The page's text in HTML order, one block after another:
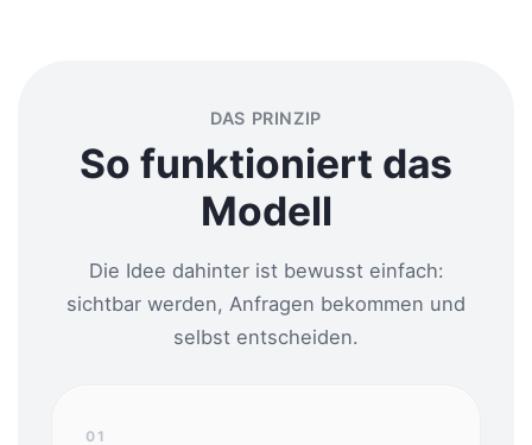
DAS PRINZIP
So funktioniert das
Modell
Die Idee dahinter ist bewusst einfach:
sichtbar werden, Anfragen bekommen und
selbst entscheiden.
01